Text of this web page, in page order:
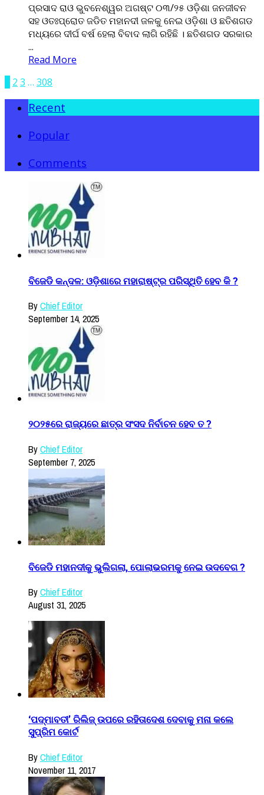
ପ୍ରସାଦ ରାଓ ଭୁବନେଶ୍ୱର ଅଗଷ୍ଟ ୦୩/୨୫ ଓଡ଼ିଶା ଜନଜୀବନ
ସହ ଓତଃପ୍ରୋତ ଜଡିତ ମହାନଦୀ ଜଳକୁ ନେଇ ଓଡ଼ିଶା ଓ ଛତିଶଗଡ
ମଧ୍ୟରେ ଦୀର୍ଘ ବର୍ଷ ହେଲା ବିବାଦ ଲାଗି ରହିଛି । ଛତିଶଗଡ ସରକାର
...
Read More
2 3 … 308
Recent
Popular
Comments
ବିଜେଡି କନ୍ଦଳ: ଓଡ଼ିଶାରେ ମହାରାଷ୍ଟ୍ର ପରିସ୍ଥିତି ହେବ କି ?
ByChief Editor
September 14, 2025
୨୦୨୫ରେ ରାଜ୍ୟରେ ଛାତ୍ର ସଂସଦ ନିର୍ବାଚନ ହେବ ତ ?
ByChief Editor
September 7, 2025
ବିଜେଡି ମହାନଦୀକୁ ଭୁଲିଗଲା, ପୋଲାଭରମକୁ ନେଇ ଉଦବେଗ ?
ByChief Editor
August 31, 2025
‘ପଦ୍ମାବତୀ’ ରିଲିଜ୍ ଉପରେ ରହିତାଦେଶ ଦେବାକୁ ମନା କଲେ
ସୁପ୍ରିମ କୋର୍ଟ
ByChief Editor
November 11, 2017